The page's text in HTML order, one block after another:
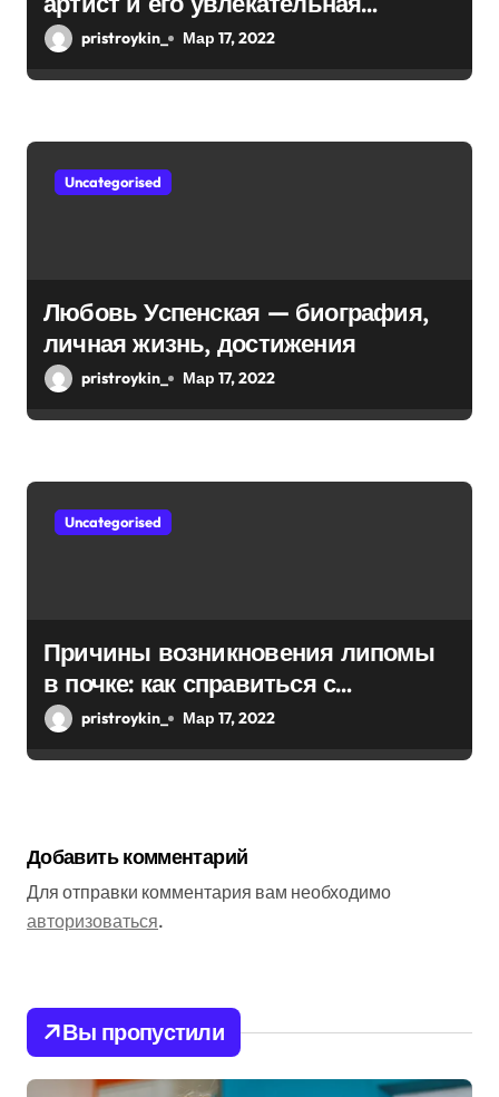
с
я
биография — выдающиеся
pristroykin_ Мар 17, 2022
Uncategorised
Любовь Успенская — биография,
личная жизнь, достижения
pristroykin_ Мар 17, 2022
Uncategorised
Причины возникновения липомы
в почке: как справиться с
болезнью
pristroykin_ Мар 17, 2022
Добавить комментарий
Для отправки комментария вам необходимо
авторизоваться.
Вы пропустили